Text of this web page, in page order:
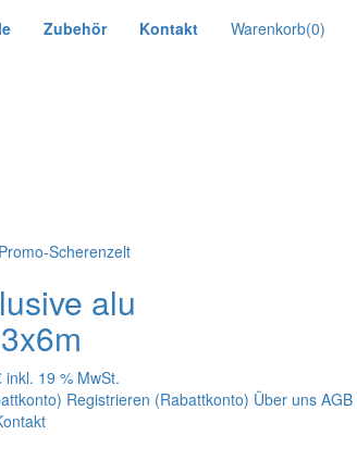
Zubehör Kontakt Warenkorb(0)
alu
3x6m
inkl. 19 % MwSt.
Registrieren (Rabattkonto) Über uns AGB